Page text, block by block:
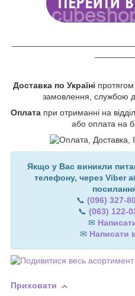
Доставка по Україні
замовлення, службою
Оплата при отриманні на
або оплата на
Якщо у Вас виникли
телефону, через Viber
📞 (096) 327-
📞 (063) 122-
✉
✉ Написати
Приховати